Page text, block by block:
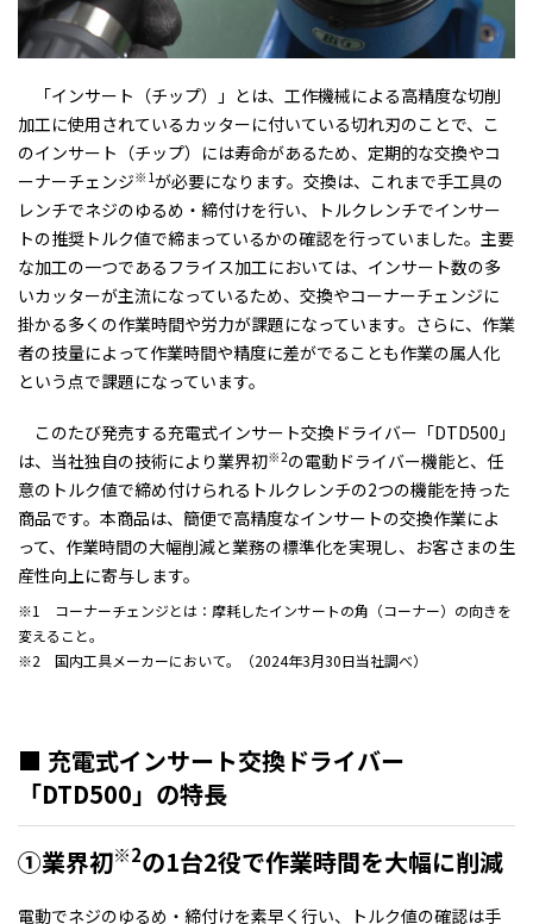
「インサート（チップ）」とは、工作機械による高精度な切削
加工に使用されているカッターに付いている切れ刃のことで、こ
のインサート（チップ）には寿命があるため、定期的な交換やコ
ーナーチェンジ※1が必要になります。交換は、これまで手工具の
レンチでネジのゆるめ・締付けを行い、トルクレンチでインサー
トの推奨トルク値で締まっているかの確認を行っていました。主要
な加工の一つであるフライス加工においては、インサート数の多
いカッターが主流になっているため、交換やコーナーチェンジに
掛かる多くの作業時間や労力が課題になっています。さらに、作業
者の技量によって作業時間や精度に差がでることも作業の属人化
という点で課題になっています。
このたび発売する充電式インサート交換ドライバー「DTD500」
は、当社独自の技術により業界初※2の電動ドライバー機能と、任
意のトルク値で締め付けられるトルクレンチの2つの機能を持った
商品です。本商品は、簡便で高精度なインサートの交換作業によ
って、作業時間の大幅削減と業務の標準化を実現し、お客さまの生
産性向上に寄与します。
※1 コーナーチェンジとは：摩耗したインサートの角（コーナー）の向きを
変えること。
※2 国内工具メーカーにおいて。（2024年3月30日当社調べ）
■ 充電式インサート交換ドライバー
「DTD500」の特長
①業界初※2の1台2役で作業時間を大幅に削減
電動でネジのゆるめ・締付けを素早く行い、トルク値の確認は手